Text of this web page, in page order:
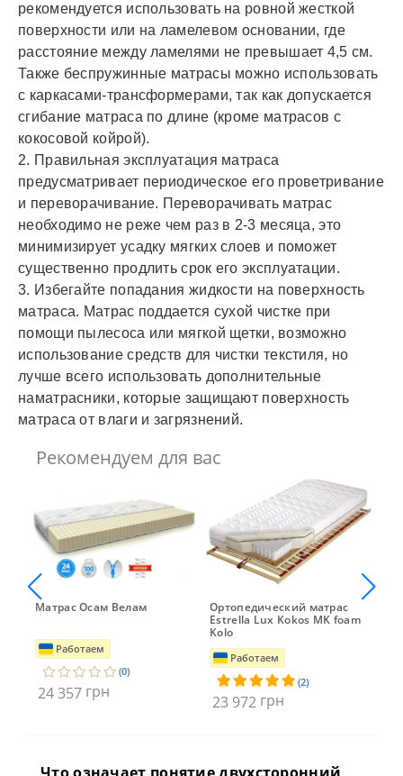
рекомендуется использовать на ровной жесткой
поверхности или на ламелевом основании, где
расстояние между ламелями не превышает 4,5 см.
Также беспружинные матрасы можно использовать
с каркасами-трансформерами, так как допускается
сгибание матраса по длине (кроме матрасов с
кокосовой койрой).
2. Правильная эксплуатация матраса
предусматривает периодическое его проветривание
и переворачивание. Переворачивать матрас
необходимо не реже чем раз в 2-3 месяца, это
минимизирует усадку мягких слоев и поможет
существенно продлить срок его эксплуатации.
3. Избегайте попадания жидкости на поверхность
матраса. Матрас поддается сухой чистке при
помощи пылесоса или мягкой щетки, возможно
использование средств для чистки текстиля, но
лучше всего использовать дополнительные
наматрасники, которые защищают поверхность
матраса от влаги и загрязнений.
Рекомендуем для вас
Матрас Осам Велам
Работаем
(0)
24 357 грн
Ортопедический матрас
Estrella Lux Kokos MK foam
Kolo
Работаем
(2)
23 972 грн